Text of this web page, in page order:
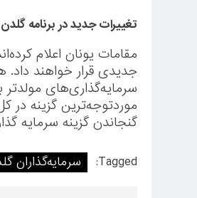
تغییرات جدید در برنامه گلدن
مقامات یونان اعلام
جدیدی قرار خواهند
سرمایه‌گذاری‌های
موردتوجه‌ترین گزینه در
گنجاندن گزینه سرمایه
Tagged: سرمایه‌گذاران